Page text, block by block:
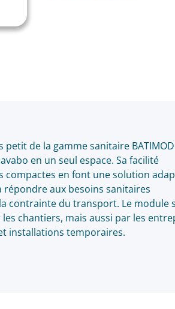
de la gamme sanitaire
en un seul espace. Sa facilité
compactes en font une solution
aux besoins sanitaires
contrainte du transport. Le module
chantiers, mais aussi par les
installations temporaires.